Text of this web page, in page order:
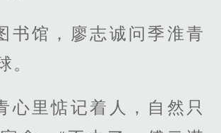
书馆，廖志诚问季淮青
。
心里惦记着人，自然只